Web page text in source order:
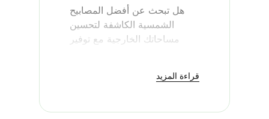
هل تبحث عن أفضل المصابيح
الشمسية الكاشفة لتحسين
مساحاتك الخارجية مع توفير
إضاءة شمسية
والتحكم في الهاتف الذكي مع
قراءة المزيد